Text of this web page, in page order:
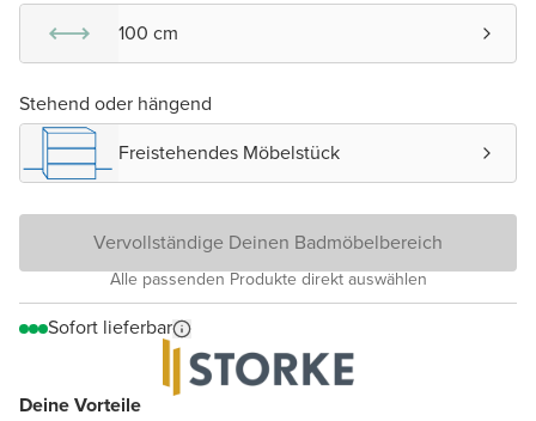
Deine Vorteile
100 cm
Stehend oder hängend
Freistehendes Möbelstück
Vervollständige Deinen Badmöbelbereich
Alle passenden Produkte direkt auswählen
Sofort lieferbar